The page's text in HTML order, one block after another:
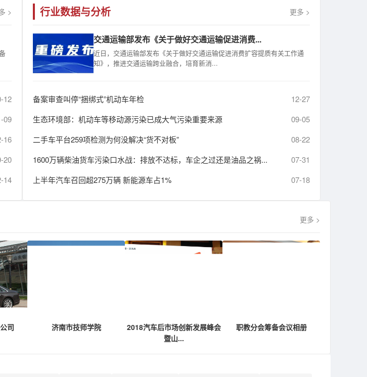
>
12
09
16
20
14
行业数据与分析 更多 >
交通运输部发布《关于做好交通运输促进消费...
近日，交通运输部发布《关于做好交通运输促进消费扩容提质有关工作通
知》，推进交通运输跨业融合，培育新消...
备案审查叫停“捆绑式”机动车年检
12-27
生态环境部：机动车等移动源污染已成大气污染重要来源
09-05
二手车平台259项检测为何没解决“货不对板”
08-22
1600万辆柴油货车污染口水战：排放不达标，车企之过还是油品之祸...
07-31
上半年汽车召回超275万辆 新能源车占1%
07-18
更多 >
司 济南市技师学院
2018汽车后市场创新发展峰会
暨山...
职教分会筹备会议相册